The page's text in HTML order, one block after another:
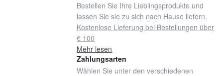
Bestellen Sie Ihre Lieblingsprodukte und
lassen Sie sie zu sich nach Hause liefern.
Kostenlose Lieferung bei Bestellungen über
€ 100
Mehr lesen
Zahlungsarten
Wählen Sie unter den verschiedenen